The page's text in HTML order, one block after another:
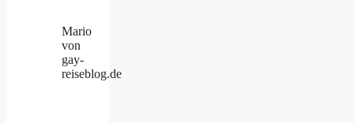
Mario
von
gay-
reiseblog.de